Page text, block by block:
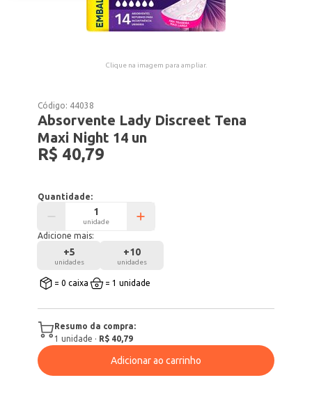
Clique na imagem para ampliar.
Código: 44038
Absorvente Lady Discreet Tena
Maxi Night 14 un
R$ 40,79
Quantidade:
unidade
Adicione mais:
+5
unidades
+10
unidades
= 0 caixa = 1 unidade
Resumo da compra:
1 unidade · R$ 40,79
Adicionar ao carrinho